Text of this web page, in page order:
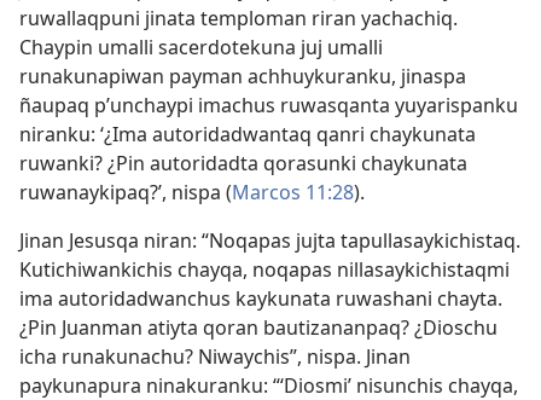
ruwallaqpuni jinata temploman riran yachachiq.
Chaypin umalli sacerdotekuna juj umalli
runakunapiwan payman achhuykuranku, jinaspa
ñaupaq p’unchaypi imachus ruwasqanta yuyarispanku
niranku: ‘¿Ima autoridadwantaq qanri chaykunata
ruwanki? ¿Pin autoridadta qorasunki chaykunata
ruwanaykipaq?’, nispa (Marcos 11:28).
Jinan Jesusqa niran: “Noqapas jujta tapullasaykichistaq.
Kutichiwankichis chayqa, noqapas nillasaykichistaqmi
ima autoridadwanchus kaykunata ruwashani chayta.
¿Pin Juanman atiyta qoran bautizananpaq? ¿Dioschu
icha runakunachu? Niwaychis”, nispa. Jinan
paykunapura ninakuranku: “‘Diosmi’ nisunchis chayqa,